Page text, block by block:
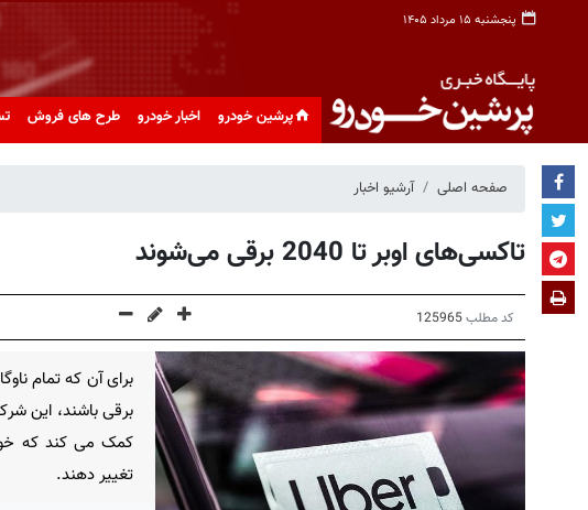
پنجشنبه ۱۵ مرداد ۱۴۰۵
پرشین خودرو اخبار خودرو طرح های فروش
صفحه اصلی آرشیو اخبار
تاکسی‌های اوبر تا 2040 برقی می‌شوند
کد مطلب125965
کمک می کند که
تغییر دهند.